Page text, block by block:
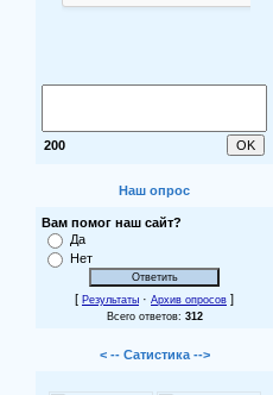
200
Наш опрос
Вам помог наш сайт?
Да
Нет
[ Результаты · Архив опросов ]
Всего ответов: 312
< -- Сатистика -->